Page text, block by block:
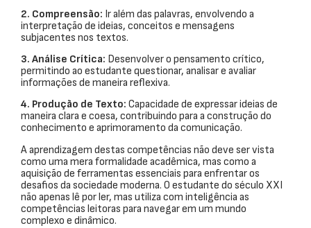
2. Compreensão: Ir além das palavras, envolvendo a
interpretação de ideias, conceitos e mensagens
subjacentes nos textos.
3. Análise Crítica: Desenvolver o pensamento crítico,
permitindo ao estudante questionar, analisar e avaliar
informações de maneira reflexiva.
4. Produção de Texto: Capacidade de expressar ideias de
maneira clara e coesa, contribuindo para a construção do
conhecimento e aprimoramento da comunicação.
A aprendizagem destas competências não deve ser vista
como uma mera formalidade acadêmica, mas como a
aquisição de ferramentas essenciais para enfrentar os
desafios da sociedade moderna. O estudante do século XXI
não apenas lê por ler, mas utiliza com inteligência as
competências leitoras para navegar em um mundo
complexo e dinâmico.